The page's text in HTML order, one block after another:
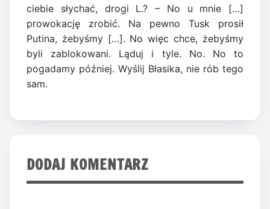
ciebie słychać, drogi L.? – No u mnie […]
prowokację zrobić. Na pewno Tusk prosił
Putina, żebyśmy […]. No więc chce, żebyśmy
byli zablokowani. Ląduj i tyle. No. No to
pogadamy później. Wyślij Błasika, nie rób tego
sam.
DODAJ KOMENTARZ